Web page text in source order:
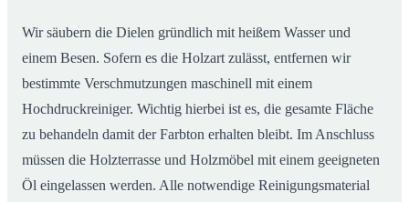
Wir säubern die Dielen gründlich mit heißem Wasser und
einem Besen. Sofern es die Holzart zulässt, entfernen wir
bestimmte Verschmutzungen maschinell mit einem
Hochdruckreiniger. Wichtig hierbei ist es, die gesamte Fläche
zu behandeln damit der Farbton erhalten bleibt. Im Anschluss
müssen die Holzterrasse und Holzmöbel mit einem geeigneten
Öl eingelassen werden. Alle notwendige Reinigungsmaterial